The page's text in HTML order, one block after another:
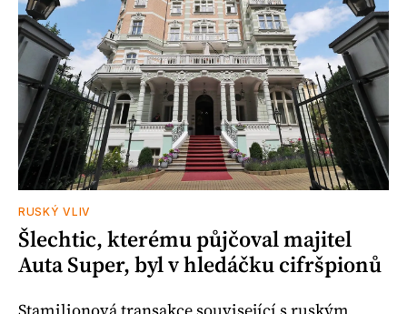
RUSKÝ VLIV
Šlechtic, kterému půjčoval majitel
Auta Super, byl v hledáčku cifršpionů